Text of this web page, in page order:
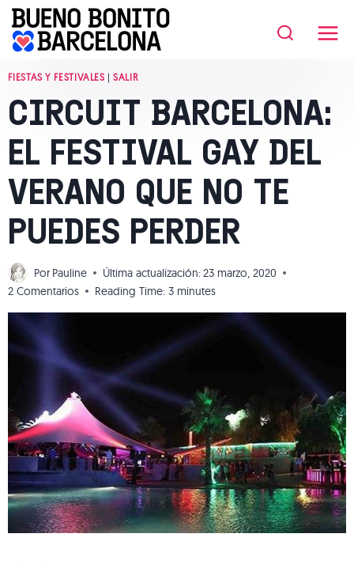
Saltar
contenido
FIESTAS Y FESTIVALES |SALIR
CIRCUIT BARCELONA:
EL FESTIVAL GAY DEL
VERANO QUE NO TE
PUEDES PERDER
Por Pauline Última actualización: 23 marzo, 2020
2 Comentarios
Reading Time: 3 minutes